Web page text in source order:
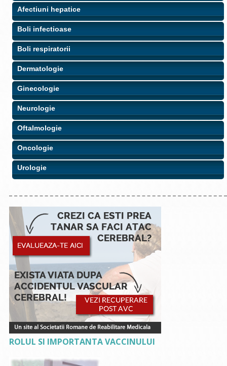
Afectiuni hepatice
Boli infectioase
Boli respiratorii
Dermatologie
Ginecologie
Neurologie
Oftalmologie
Oncologie
Urologie
ROLUL SI IMPORTANTA VACCINULUI